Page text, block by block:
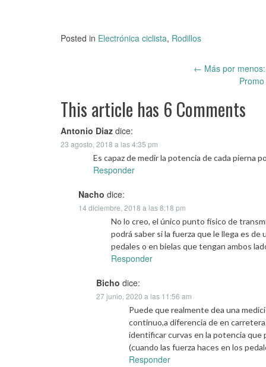
Posted in Electrónica ciclista, Rodillos
navigation
← Más por
This article has 6 Comments
Antonio Diaz dice:
23 agosto, 2018 a las 4:35 pm
Es capaz de medir la potencia de cada pierna
Responder
Nacho dice:
14 diciembre, 2018 a las 8:18 pm
No lo creo, el único punto físico de
podrá saber si la fuerza que le llega es
pedales o en bielas que tengan ambos
Responder
Bicho dice:
27 junio, 2020 a las 11:56 am
Puede que realmente dea una
continuo,a diferencia de en
identificar curvas en la potencia que
(cuando las fuerza haces en los
Responder